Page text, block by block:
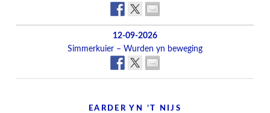
12-09-2026
Simmerkuier – Wurden yn beweging
EARDER YN ’T NIJS